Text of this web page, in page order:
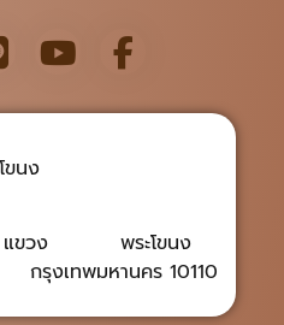
นง
ท แขวง พระโขนง
เทพมหานคร 10110